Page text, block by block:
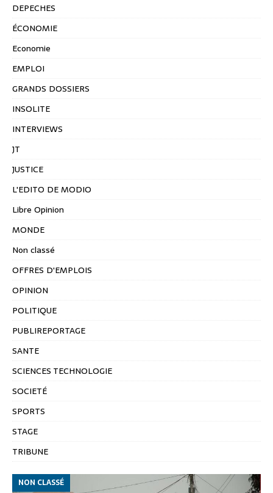
DEPECHES
ÉCONOMIE
Economie
EMPLOI
GRANDS DOSSIERS
INSOLITE
INTERVIEWS
JT
JUSTICE
L'EDITO DE MODIO
Libre Opinion
MONDE
Non classé
OFFRES D'EMPLOIS
OPINION
POLITIQUE
PUBLIREPORTAGE
SANTE
SCIENCES TECHNOLOGIE
SOCIETÉ
SPORTS
STAGE
TRIBUNE
NON CLASSÉ